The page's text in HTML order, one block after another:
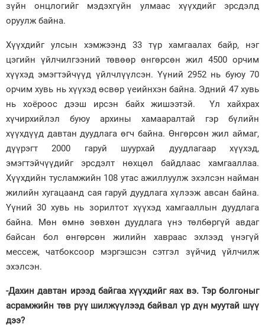
зүйн онцлогийг мэдэхгүйн улмаас хүүхдийг эрсдэлд
оруулж байна.
Хүүхдийг улсын хэмжээнд 33 түр хамгаалах байр, нэг
цэгийн үйлчилгээний төвөөр өнгөрсөн жил 4500 орчим
хүүхэд эмэгтэйчүүд үйлчлүүлсэн. Үүний 2952 нь буюу 70
орчим хувь нь хүүхэд өсвөр үеийнхэн байна. Эдний 47 хувь
нь хоёроос дээш ирсэн байх жишээтэй. Үл хайхрах
хүчирхийлэл буюу архины хамааралтай гэр бүлийн
хүүхдүүд давтан дуудлага өгч байна. Өнгөрсөн жил аймаг,
дүүрэгт 2000 гаруй шуурхай дуудлагаар хүүхэд,
эмэгтэйчүүдийг эрсдэлт нөхцөл байдлаас хамгааллаа.
Хүүхдийн тусламжийн 108 утас ажиллуулж эхэлсэн найман
жилийн хугацаанд сая гаруй дуудлага хүлээж авсан байна.
Үүний 30 хувь нь зорилтот хүүхэд хамгааллын дуудлага
байна. Мөн өмнө зөвхөн дуудлага үнэ төлбөргүй авдаг
байсан бол өнгөрсөн жилийн хавраас эхлээд үнэгүй
мессеж, чатбоксоор мэргэшсэн сэтгэл зүйчид үйлчилж
эхэлсэн.
-Дахин давтан ирээд байгаа хүүхдийг яах вэ. Тэр болгоныг
асрамжийн төв рүү шилжүүлээд байвал үр дүн муутай шүү
дээ?